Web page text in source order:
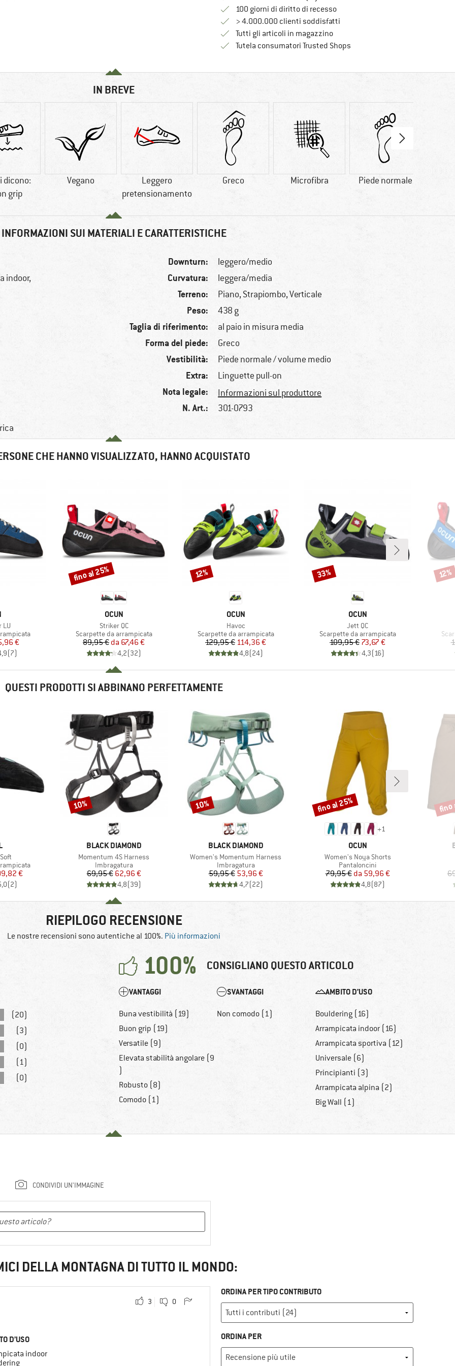
100 giorni di diritto di recessoVai alla politica di recesso qui Si
> 4.000.000 clienti soddisfatti
Tutti gli articoli in magazzino
Tutela consumatori Trusted ShopsTrovi tutte le informazioni qui!
IN BREVE
dicono:
grip
Vegano
Leggero
pretensionamento
Greco Microfibra Piede normale
INFORMAZIONI SUI MATERIALI E CARATTERISTICHE
indoor,
Downturn: leggero/medio
Curvatura: leggera/media
Terreno: Piano, Strapiombo, Verticale
Peso: 438 g
Taglia di riferimento: al paio in misura media
Forma del piede: Greco
Vestibilità: Piede normale / volume medio
Extra: Linguette pull-on
Nota legale: Informazioni sul produttore
N. Art.: 301-0793
CHE HANNO VISUALIZZATO, HANNO ACQUISTATO
LU
ridotto
€
(7)
MARCHIO
OCUN
Articolo
Striker QC
Gruppo di prodotti
Scarpette da arrampicata
Prezzo
89,95 € Prezzo ridotto
da 67,46 €
4,2(32)
Sconto
fino al 25%
MARCHIO
OCUN
Articolo
Havoc
Gruppo di prodotti
Scarpette da arrampicata
Prezzo
129,95 €Prezzo ridotto
114,36 €
4,8(24)
Sconto
12%
MARCHIO
OCUN
Articolo
Jett QC
Gruppo di prodotti
Scarpette da arrampicata
Prezzo
109,95 €Prezzo ridotto
73,67 €
4,3(16)
Sconto
33% 12%
QUESTI PRODOTTI SI ABBINANO PERFETTAMENTE
ridotto
€
(2)
MARCHIO
BLACK DIAMOND
Articolo
Momentum 4S Harness
Gruppo di prodotti
Imbragatura
Prezzo
69,95 €Prezzo ridotto
62,96 €
4,8(39)
Sconto
10%
MARCHIO
BLACK DIAMOND
Articolo
Women's Momentum Harness
Gruppo di prodotti
Imbragatura
Prezzo
59,95 €Prezzo ridotto
53,96 €
4,7(22)
Sconto
10%
+1
MARCHIO
OCUN
Articolo
Women's Noya Shorts
Gruppo di prodotti
Pantaloncini
Prezzo
79,95 € Prezzo ridotto
da 59,96 €
4,8(87)
Sconto
fino al 25% fino
RIEPILOGO RECENSIONE
Le nostre recensioni sono autentiche al 100%. Più informazioni
100% CONSIGLIANO QUESTO ARTICOLO
(20)
(3)
(0)
(1)
(0)
VANTAGGI
Buna vestibilità (19)
Buon grip (19)
Versatile (9)
Elevata stabilità angolare (9
)
Robusto (8)
Comodo (1)
SVANTAGGI
Non comodo (1)
AMBITO D’USO
Bouldering (16)
Arrampicata indoor (16)
Arrampicata sportiva (12)
Universale (6)
Principianti (3)
Arrampicata alpina (2)
Big Wall (1)
CONDIVIDI UN'IMMAGINE
DELLA MONTAGNA DI TUTTO IL MONDO:
3 0
D’USO
indoor
ORDINA PER TIPO CONTRIBUTO
ORDINA PER